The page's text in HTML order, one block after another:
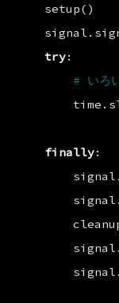
setup()
signal .
try:
# いろ
time .
finally:
signal .
signal .
signal .
signal .